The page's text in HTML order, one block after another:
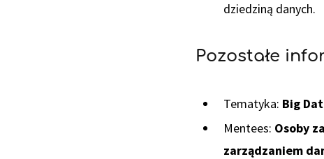
dziedziną danych.
Pozostałe
Tematyka: Big
Mentees: Osoby
zarządzaniem